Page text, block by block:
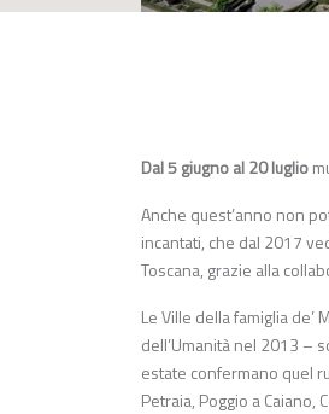
Dal 5 giugno al 20 luglio
Anche quest’anno non
incantati, che dal 2017
Toscana, grazie alla
Le Ville della famiglia
dell’Umanità nel 2013 –
estate confermano quel
Petraia, Poggio a Caiano,